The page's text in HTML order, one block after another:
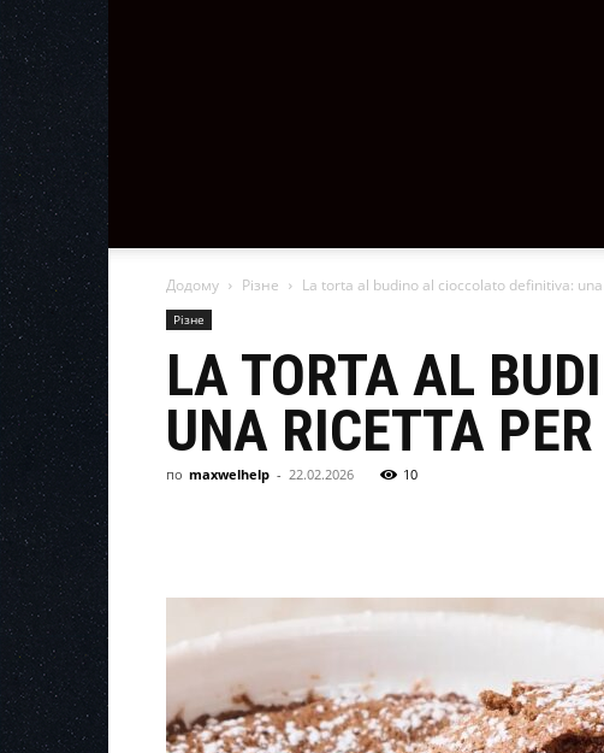
Додому Різне La torta al budino al cioccolato definitiva:
Різне
LA TORTA AL
UNA RICETTA PER
по maxwelhelp - 22.02.2026 10